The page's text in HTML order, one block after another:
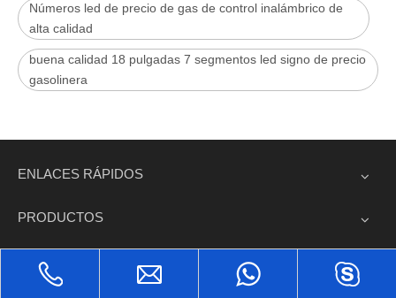
Números led de precio de gas de control inalámbrico de
alta calidad
buena calidad 18 pulgadas 7 segmentos led signo de precio
gasolinera
ENLACES RÁPIDOS
PRODUCTOS
CONTÁCTENOS
Sección 15, área industrial de Zilai, distrito de Pengjiang, Jiangmen,